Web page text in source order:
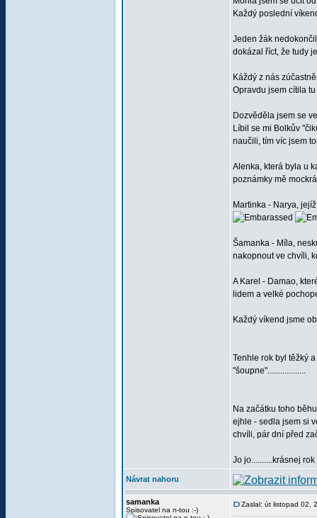
Každý poslední
Jeden žák
dokázal říct, že tudy
Káždý z nás
Opravdu jsem cítila
Dozvěděla jsem se
Líbil se mi Bolkův
naučili, tím víc jsem
Alenka, která byla u
poznámky mě
Martinka - Narya,
Šamanka - Míla,
nakopnout ve chvíli,
A Karel - Damao,
lidem a velké
Každý víkend jsme
Tenhle rok byl těžký
"šoupne"..................
Na začátku toho
ejhle - sedla jsem si
chvíli, pár dní před
Jo jo..........krásnej rok
Návrat nahoru
samanka
Spisovatel na n-tou :-)
Zaslal: út listopad 02,